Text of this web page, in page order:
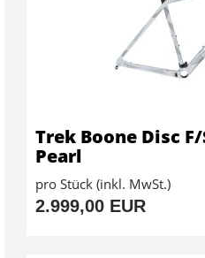
Trek Boone Disc
Pearl
pro Stück (inkl. MwSt.)
2.999,00 EUR